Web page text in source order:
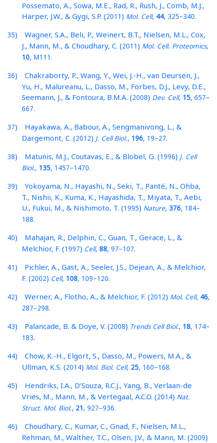
Possemato, A., Sowa, M.E., Rad, R., Rush, J., Comb, M.J.,
Harper, J.W., & Gygi, S.P. (2011) Mol. Cell, 44, 325–340.
35) Wagner, S.A., Beli, P., Weinert, B.T., Nielsen, M.L., Cox,
J., Mann, M., & Choudhary, C. (2011) Mol. Cell. Proteomics,
10, M111.
36) Chakraborty, P., Wang, Y., Wei, J.-H., van Deursen, J.,
Yu, H., Malureanu, L., Dasso, M., Forbes, D.J., Levy, D.E.,
Seemann, J., & Fontoura, B.M.A. (2008) Dev. Cell, 15, 657–
667.
37) Hayakawa, A., Babour, A., Sengmanivong, L., &
Dargemont, C. (2012) J. Cell Biol., 196, 19–27.
38) Matunis, M.J., Coutavas, E., & Blobel, G. (1996) J. Cell
Biol., 135, 1457–1470.
39) Yokoyama, N., Hayashi, N., Seki, T., Panté, N., Ohba,
T., Nishii, K., Kuma, K., Hayashida, T., Miyata, T., Aebi,
U., Fukui, M., & Nishimoto, T. (1995) Nature, 376, 184–
188.
40) Mahajan, R., Delphin, C., Guan, T., Gerace, L., &
Melchior, F. (1997) Cell, 88, 97–107.
41) Pichler, A., Gast, A., Seeler, J.S., Dejean, A., & Melchior,
F. (2002) Cell, 108, 109–120.
42) Werner, A., Flotho, A., & Melchior, F. (2012) Mol. Cell, 46,
287–298.
43) Palancade, B. & Doye, V. (2008) Trends Cell Biol., 18, 174–
183.
44) Chow, K.-H., Elgort, S., Dasso, M., Powers, M.A., &
Ullman, K.S. (2014) Mol. Biol. Cell, 25, 160–168.
45) Hendriks, I.A., D’Souza, R.C.J., Yang, B., Verlaan-de
Vries, M., Mann, M., & Vertegaal, A.C.O. (2014) Nat.
Struct. Mol. Biol., 21, 927–936.
46) Choudhary, C., Kumar, C., Gnad, F., Nielsen, M.L.,
Rehman, M., Walther, T.C., Olsen, J.V., & Mann, M. (2009)